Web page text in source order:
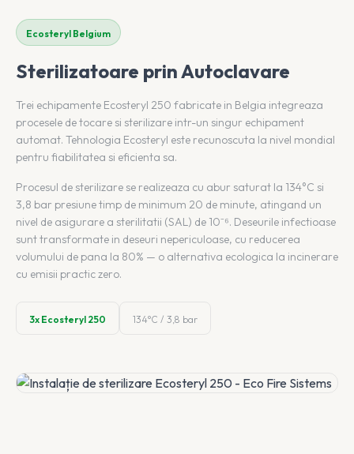
Ecosteryl Belgium
Sterilizatoare prin Autoclavare
Trei echipamente Ecosteryl 250 fabricate in Belgia integreaza
procesele de tocare si sterilizare intr-un singur echipament
automat. Tehnologia Ecosteryl este recunoscuta la nivel mondial
pentru fiabilitatea si eficienta sa.
Procesul de sterilizare se realizeaza cu abur saturat la 134°C si
3,8 bar presiune timp de minimum 20 de minute, atingand un
nivel de asigurare a sterilitatii (SAL) de 10⁻⁶. Deseurile infectioase
sunt transformate in deseuri nepericuloase, cu reducerea
volumului de pana la 80% — o alternativa ecologica la incinerare
cu emisii practic zero.
3x Ecosteryl 250 134°C / 3,8 bar